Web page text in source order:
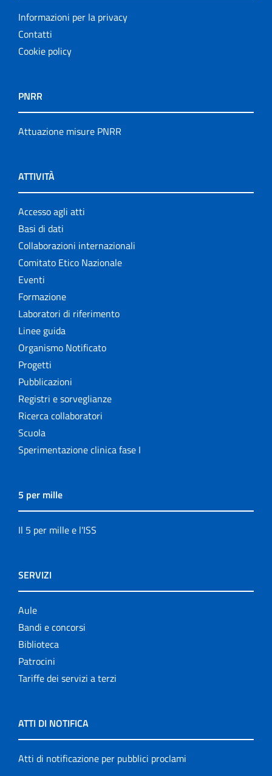
Informazioni per la privacy
Contatti
Cookie policy
PNRR
Attuazione misure PNRR
ATTIVITÀ
Accesso agli atti
Basi di dati
Collaborazioni internazionali
Comitato Etico Nazionale
Eventi
Formazione
Laboratori di riferimento
Linee guida
Organismo Notificato
Progetti
Pubblicazioni
Registri e sorveglianze
Ricerca collaboratori
Scuola
Sperimentazione clinica fase I
5 per mille
Il 5 per mille e l'ISS
SERVIZI
Aule
Bandi e concorsi
Biblioteca
Patrocini
Tariffe dei servizi a terzi
ATTI DI NOTIFICA
Atti di notificazione per pubblici proclami